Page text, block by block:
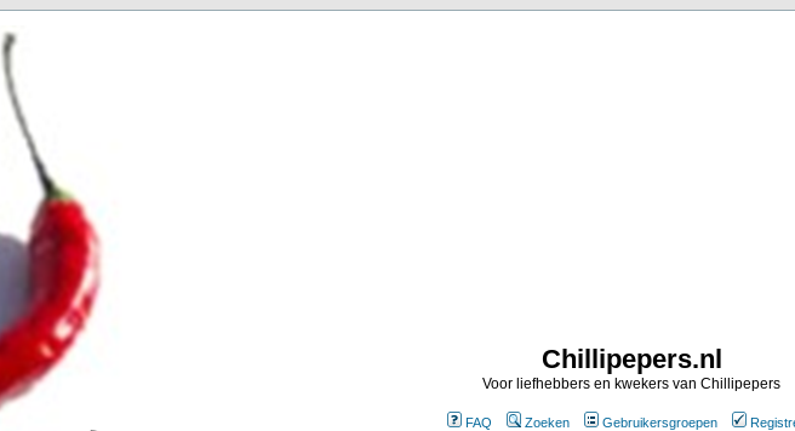
Chillipepers.nl
Voor liefhebbers en kwekers van Chillipepers
FAQ Zoeken Gebruikersgroepen